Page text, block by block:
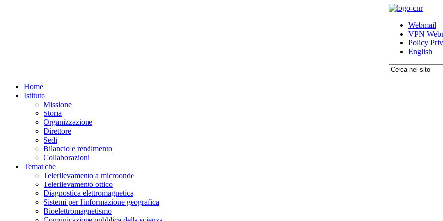
Webmail
VPN
Policy
English
Home
Istituto
Missione
Storia
Organizzazione
Direttore
Sedi
Bilancio e rendimento
Collaborazioni
Tematiche
Telerilevamento a microonde
Telerilevamento ottico
Diagnostica elettromagnetica
Sistemi per l'informazione geografica
Bioelettromagnetismo